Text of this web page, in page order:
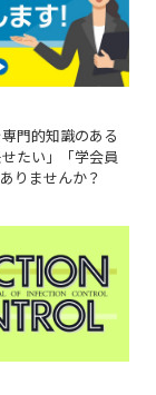
門的知識のある
たい」「学会員
りませんか？